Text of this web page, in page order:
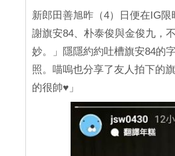
新郎田善旭昨（4）日便在IG
謝旗安84、朴泰俊與金俊九，
妙。」隱隱約約吐槽旗安84的
照。喵嗚也分享了友人拍下的
的很帥♥」